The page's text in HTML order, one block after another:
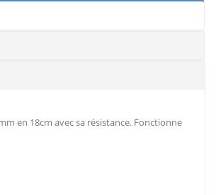
en 18cm avec sa résistance. Fonctionne